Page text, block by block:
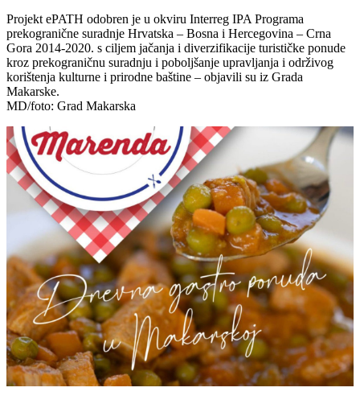
Projekt ePATH odobren je u okviru Interreg IPA Programa
prekogranične suradnje Hrvatska – Bosna i Hercegovina – Crna
Gora 2014-2020. s ciljem jačanja i diverzifikacije turističke ponude
kroz prekograničnu suradnju i poboljšanje upravljanja i održivog
korištenja kulturne i prirodne baštine – objavili su iz Grada
Makarske.
MD/foto: Grad Makarska